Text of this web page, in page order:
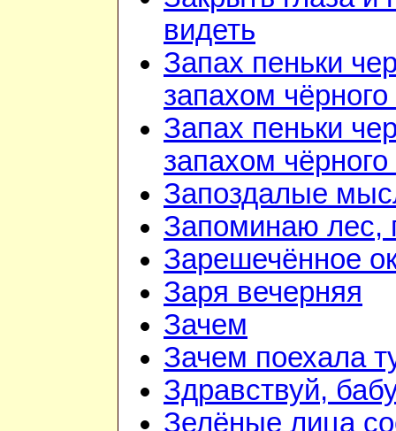
видеть
Запах пеньки
запахом
Запах пеньки
запахом
Запоздалые
Запоминаю лес,
Зарешечённое
Заря вечерняя
Зачем
Зачем поехала
Здравствуй,
Зелёные лица